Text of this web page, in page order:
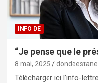
INFO DE
“Je pense que le
8 mai, 2025
Télécharger ici l’info-